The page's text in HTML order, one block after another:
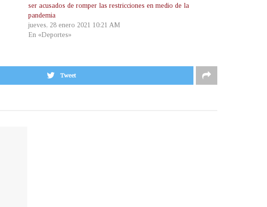
ser acusados de romper las restricciones en medio de la
pandemia
jueves, 28 enero 2021 10:21 AM
En «Deportes»
Tweet